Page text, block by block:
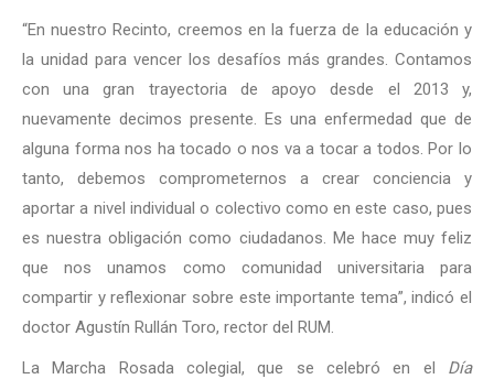
“En nuestro Recinto, creemos en la fuerza de la educación y
la unidad para vencer los desafíos más grandes. Contamos
con una gran trayectoria de apoyo desde el 2013 y,
nuevamente decimos presente. Es una enfermedad que de
alguna forma nos ha tocado o nos va a tocar a todos. Por lo
tanto, debemos comprometernos a crear conciencia y
aportar a nivel individual o colectivo como en este caso, pues
es nuestra obligación como ciudadanos. Me hace muy feliz
que nos unamos como comunidad universitaria para
compartir y reflexionar sobre este importante tema”, indicó el
doctor Agustín Rullán Toro, rector del RUM.
La Marcha Rosada colegial, que se celebró en el Día